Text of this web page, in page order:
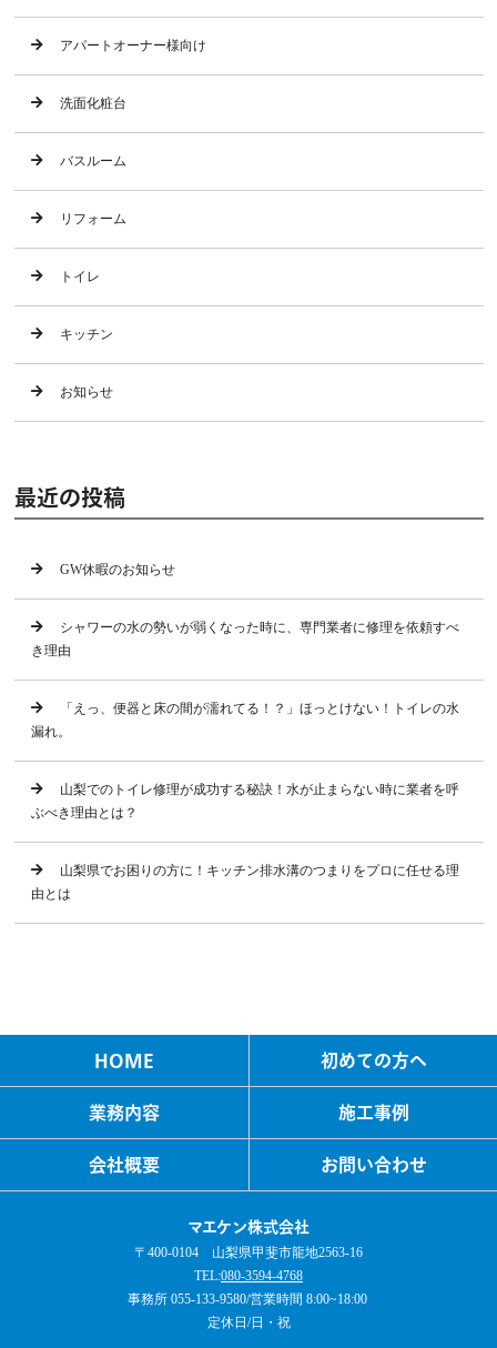
アパートオーナー様向け
洗面化粧台
バスルーム
リフォーム
トイレ
キッチン
お知らせ
最近の投稿
GW休暇のお知らせ
シャワーの水の勢いが弱くなった時に、専門業者に修理を依頼すべ
き理由
「えっ、便器と床の間が濡れてる！？」ほっとけない！トイレの水
漏れ。
山梨でのトイレ修理が成功する秘訣！水が止まらない時に業者を呼
ぶべき理由とは？
山梨県でお困りの方に！キッチン排水溝のつまりをプロに任せる理
由とは
HOME 初めての方へ
業務内容 施工事例
会社概要 お問い合わせ
マエケン株式会社
〒400-0104 山梨県甲斐市龍地2563-16
TEL:080-3594-4768
事務所 055-133-9580/営業時間 8:00~18:00 ​
定休日/日・祝